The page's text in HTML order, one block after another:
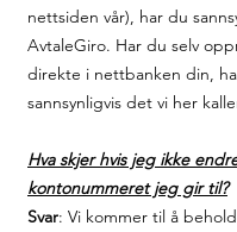
nettsiden vår), har du
AvtaleGiro. Har du selv
direkte i nettbanken din,
sannsynligvis det vi her
Hva skjer hvis jeg ikke
kontonummeret jeg gir til?
Svar: Vi kommer til å